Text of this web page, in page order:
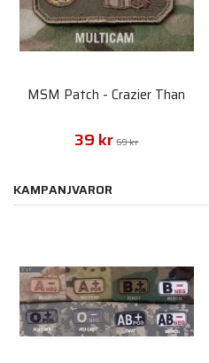
MSM Patch - Crazier Than
39 kr 69 kr
KAMPANJVAROR